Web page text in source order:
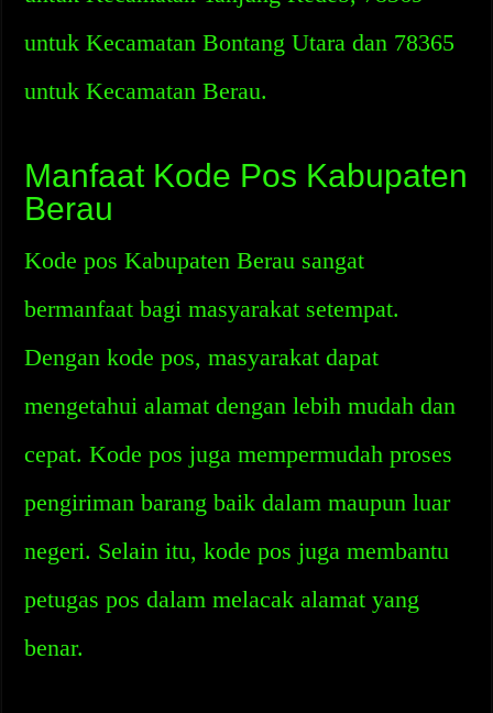
untuk Kecamatan Bontang Utara dan 78365
untuk Kecamatan Berau.
Manfaat Kode Pos Kabupaten
Berau
Kode pos Kabupaten Berau sangat
bermanfaat bagi masyarakat setempat.
Dengan kode pos, masyarakat dapat
mengetahui alamat dengan lebih mudah dan
cepat. Kode pos juga mempermudah proses
pengiriman barang baik dalam maupun luar
negeri. Selain itu, kode pos juga membantu
petugas pos dalam melacak alamat yang
benar.